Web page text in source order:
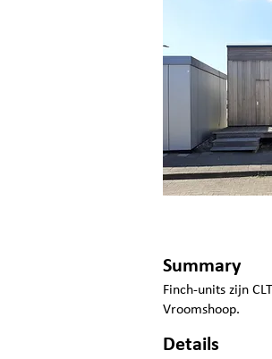
Summary
Finch-units zijn
Vroomshoop.
Details